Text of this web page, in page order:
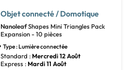
Objet connecté / Domotique
NanoleafShapes Mini Triangles Pack
Expansion - 10 pièces
Type : Lumière connectée
Standard : Mercredi 12 Août
Express : Mardi 11 Août